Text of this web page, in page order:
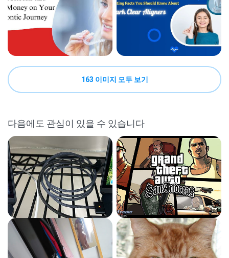
163 이미지 모두 보기
다음에도 관심이 있을 수 있습니다